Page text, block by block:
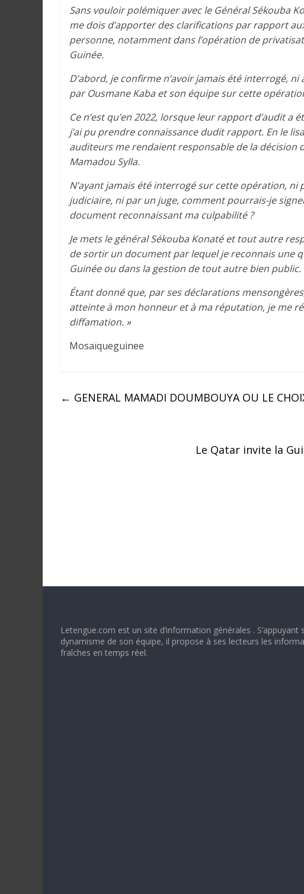
s
Sans vouloir polémiquer avec le Général Sékouba
me dois d’apporter des clarifications par rapport
personne, notamment dans l’opération de
Guinée.
D’abord, je confirme n’avoir jamais été interrogé,
par Ousmane Kaba et son équipe sur cette
Ce n’est qu’en 2022, lorsque leur rapport d’audit a
j’ai pu prendre connaissance dudit rapport. En le
auditeurs me rendaient responsable de la décision
Mamadou Sylla.
N’ayant jamais été interrogé sur cette opération,
judiciaire, ni par un juge, comment pourrais-je
document reconnaissant ma culpabilité ?
Je mets le général Sékouba Konaté et tout autre
de sortir un document par lequel je reconnais une
Guinée ou dans la gestion de tout autre bien public.
Étant donné que, par ses déclarations
atteinte à mon honneur et à ma réputation, je me
diffamation. »
Mosaïqueguinee
← GENERAL MAMADI DOUMBOUYA OU LE
Le Qatar invite la
Letengue.com est un site d’information générales . S’appuyant
dynamisme de son équipe, il propose à ses lecteurs les
fraîches en temps réel.